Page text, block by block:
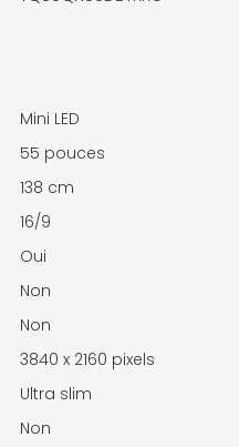
Mini LED
55 pouces
138 cm
16/9
Oui
Non
Non
3840 x 2160 pixels
Ultra slim
Non